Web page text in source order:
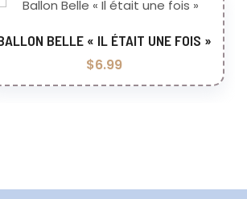
Ajouter au panier
BELLE « IL ÉTAIT UNE FOIS »
$6.99